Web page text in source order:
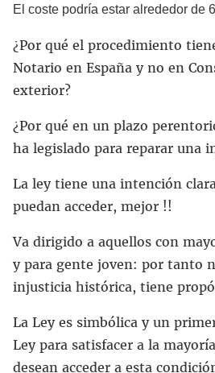
El coste podría estar alrededor de
¿Por qué el procedimiento
Notario en España y no en
exterior?
¿Por qué en un plazo
ha legislado para reparar una
La ley tiene una intención
puedan acceder, mejor !!
Va dirigido a aquellos con
y para gente joven: por tanto
injusticia histórica, tiene
La Ley es simbólica y un
Ley para satisfacer a la
desean acceder a esta